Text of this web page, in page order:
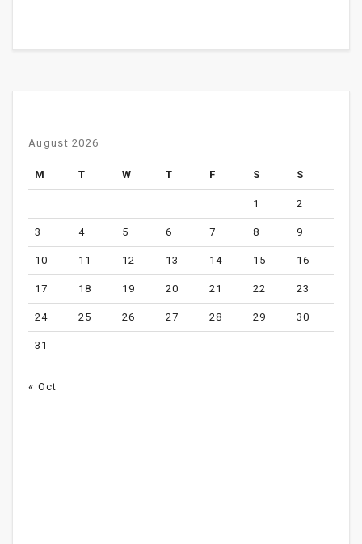
August 2026
M T W T F S S
1 2
3 4 5 6 7 8 9
10 11 12 13 14 15 16
17 18 19 20 21 22 23
24 25 26 27 28 29 30
31
« Oct